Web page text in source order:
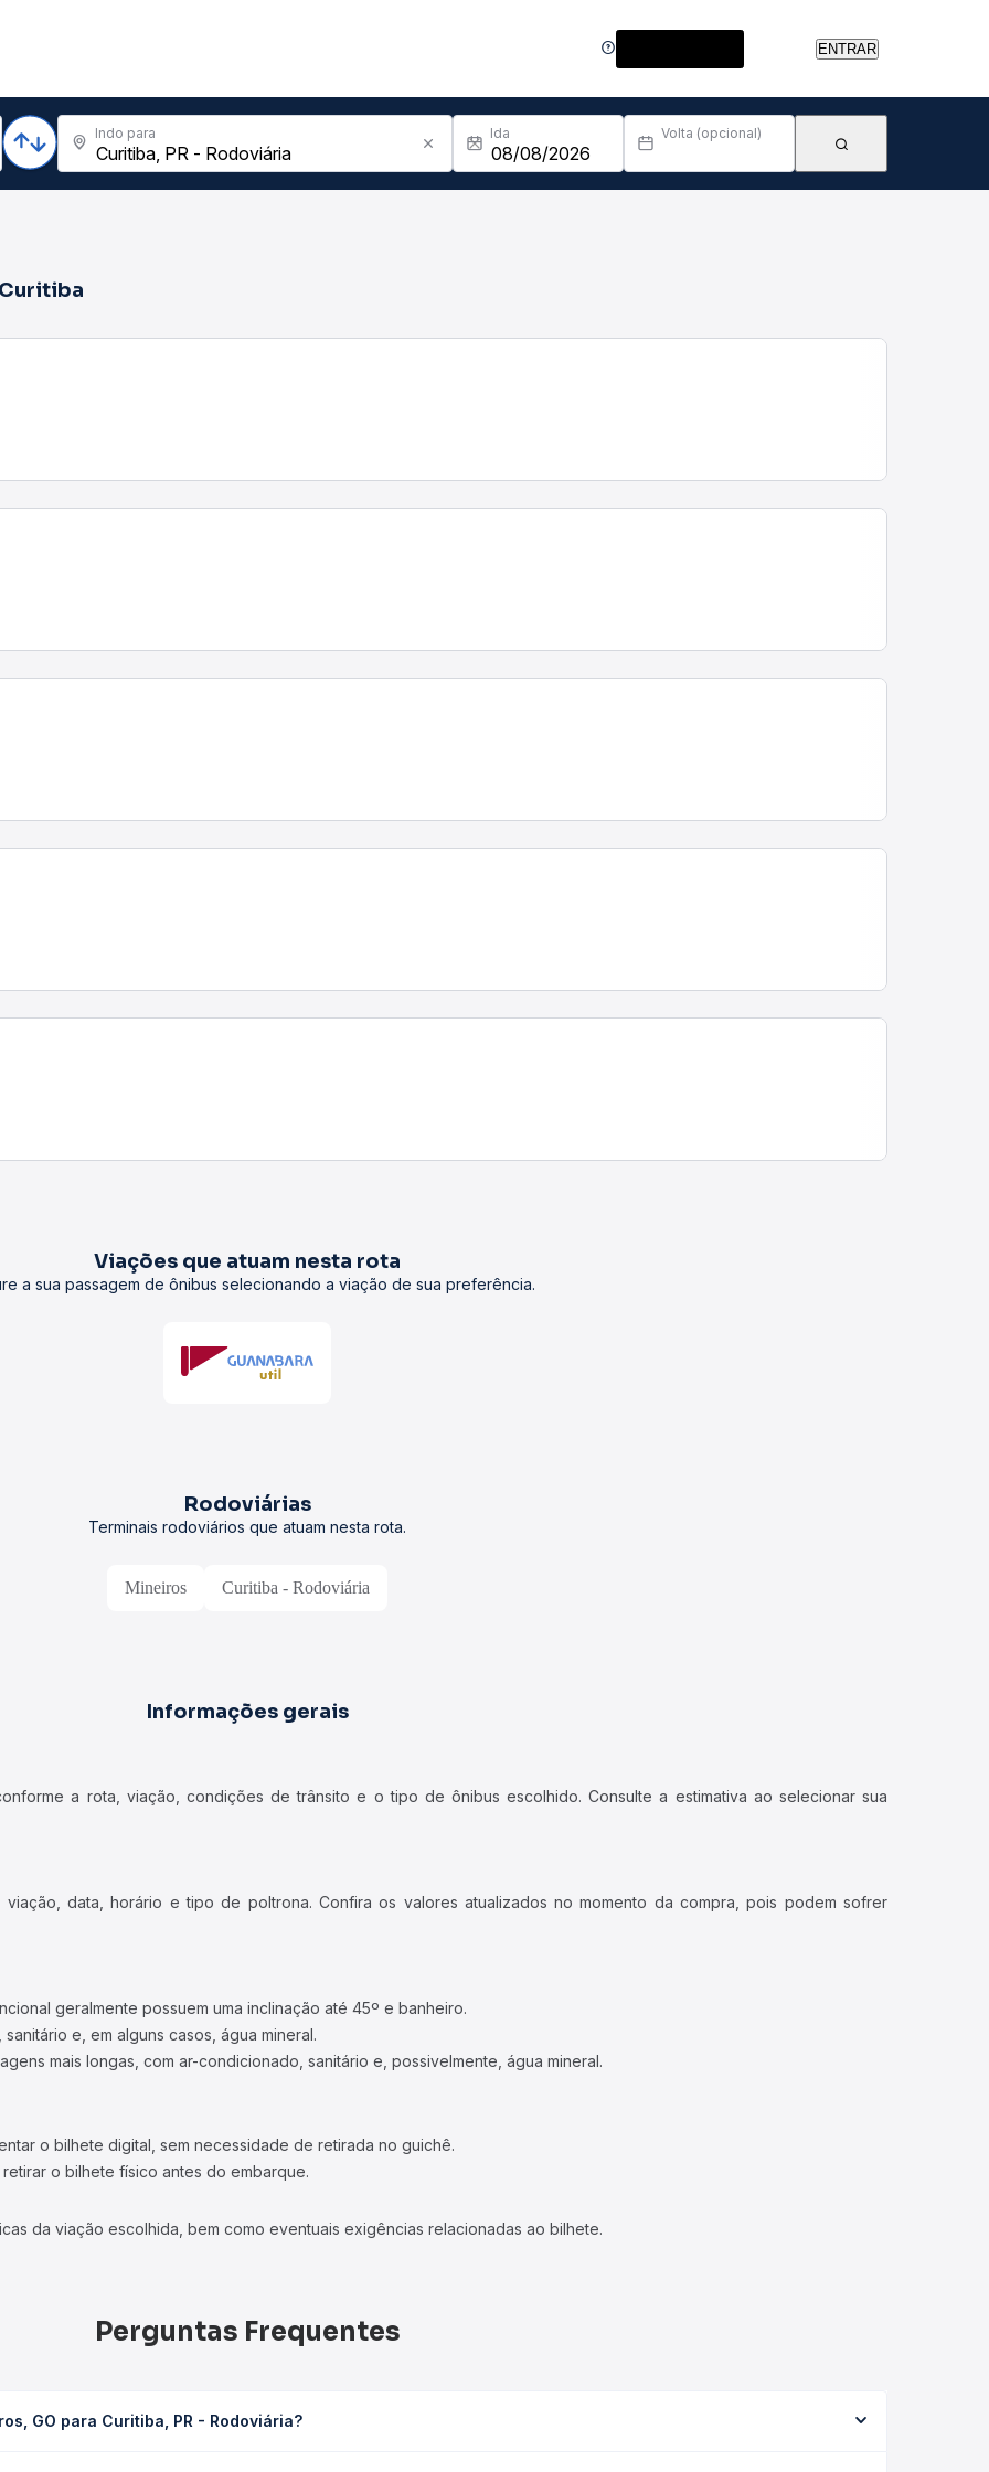
ENTRAR
Indo para Ida Volta (opcional)
Curitiba
Viações que atuam nesta rota
a sua passagem de ônibus selecionando a viação de sua preferência.
Rodoviárias
Terminais rodoviários que atuam nesta rota.
Mineiros Curitiba - Rodoviária
Informações gerais
a rota, viação, condições de trânsito e o tipo de ônibus escolhido. Consulte a estimativa ao selecionar sua
data, horário e tipo de poltrona. Confira os valores atualizados no momento da compra, pois podem sofrer
geralmente possuem uma inclinação até 45º e banheiro.
e, em alguns casos, água mineral.
mais longas, com ar-condicionado, sanitário e, possivelmente, água mineral.
o bilhete digital, sem necessidade de retirada no guichê.
o bilhete físico antes do embarque.
da viação escolhida, bem como eventuais exigências relacionadas ao bilhete.
Perguntas Frequentes
GO para Curitiba, PR - Rodoviária?